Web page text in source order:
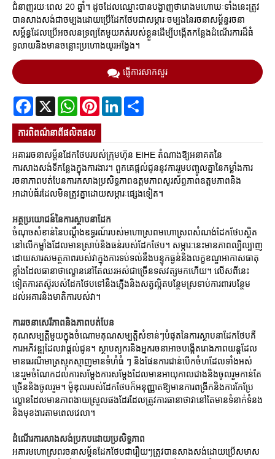
ជំនាញរយៈពេល 20 ឆ្នាំ។ ដូចដែលឈ្មោះបានបង្ហាញថារោងមហោឃៈទាំងនេះត្រូវ
បានសាងសង់ជាចម្បងដោយប្រើដែកថែបជាសម្ភារៈចម្បងនៃរចនាសម្ព័ន្ធរចនា
សម្ព័ន្ធដែលប្រើអចលនទ្រព្យតែមួយគត់របស់ខ្លួនដើម្បីបង្កើតកន្លែងដំណើរការដ៏ធំ
ទូលាយនិងមានចន្លោះប្រហោងយូរអង្វែង។
ផ្ញើការសាកសួរ
Facebook
X WhatsAppPinterestLinkedIn
ការ​ពិពណ៌នា​ពី​ផលិតផល
អគាររចនាសម្ព័នដែកថែបរបស់ក្រុមហ៊ុន EIHE តំណាងឱ្យអនាគតនៃ
ការសាងសង់ទីកន្លែងក្នុងការងារ។ ពួកគេផ្តល់ជូននូវការរួមបញ្ចូលគ្នានៃកម្លាំងការ
រចនាភាពបត់បែនការកសាងប្រសិទ្ធភាពឧត្តមភាពសូរស័ព្ទភាពឧត្ដមភាពនិង
អាដាប់ធ័រដែលមិនត្រូវគ្នាដោយសម្ភារៈផ្សេងទៀត។
អត្ថប្រយោជន៍នៃការស្ថាបនាដែក
ចំណុចសំខាន់នៃបណ្តឹងឧទ្ធរណ៍របស់មហោស្រពមហោស្រពសំណង់ដែកថែបស្ថិត
នៅលើកម្លាំងដែលមានស្រាប់និងធន់របស់ដែកថែប។ សម្ភារៈនេះមានភាពល្បីល្បាញ
ដោយសារសមត្ថភាពរបស់វាក្នុងការទប់ទល់នឹងបន្ទុកធ្ងន់និងលក្ខខណ្ឌអាកាសធាតុ
ខ្លាំងដែលធានាថាល្ខោននៅតែឈរអស់ជាច្រើនទសវត្សមកហើយ។ លើសពីនេះ
ទៀតការតស៊ូរបស់ដែកថែបទៅនឹងភ្លើងនិងសត្វល្អិតបន្ថែមស្រទាប់ការពារបន្ថែម
ដល់អគារនិងមាតិការបស់វា។
ការរចនាសេរីភាពនិងភាពបត់បែន
គុណសម្បត្តិមួយក្នុងចំណោមគុណសម្បត្តិសំខាន់ៗបំផុតនៃការស្ថាបនាដែកថែបគឺ
ការអភិវឌ្ឍដែលវាផ្តល់ជូន។ ស្ថាបត្យករនិងអ្នករចនាអាចបង្កើតរោងភាពយន្តដែល
មានធរណីមាត្រស្មុគស្មាញមានទំហំធំ ៗ និងផែនការជាន់បើកចំហដែលទាំងអស់
នេះរួមចំណែកដល់ការសម្តែងការសម្តែងដែលមានអាយុកាលជាងនិងចូលរួមកាន់តែ
ច្រើននិងចូលរួម។ ម៉ូឌុលរបស់ដែកថែបក៏អនុញ្ញាតឱ្យមានការពង្រីកនិងការកែប្រែ
ល្ខោនដែលមានភាពងាយស្រួលផងដែរដែលត្រូវការធានាថាវានៅតែមានទំនាក់ទំនង
និងមុខងារតាមពេលវេលា។
ដំណើរការសាងសង់ប្រកបដោយប្រសិទ្ធភាព
អគារមហោស្រពរចនាសម្ព័នដែកថែបជារឿយៗត្រូវបានសាងសង់ដោយប្រើសមាស